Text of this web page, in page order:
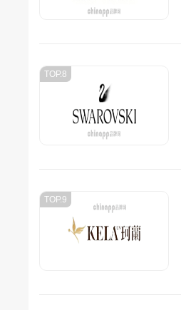
TOP.8
TOP.9